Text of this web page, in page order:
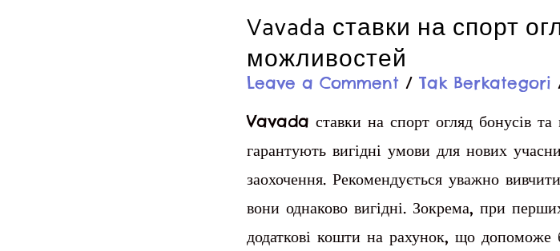
Sprint
Vavada ставки на спорт
можливостей
Leave a Comment / Tak Berkategori
Vavada ставки на спорт огляд бонусів
гарантують вигідні умови для нових
заохочення. Рекомендується уважно
вони однаково вигідні. Зокрема, при
додаткові кошти на рахунок, що